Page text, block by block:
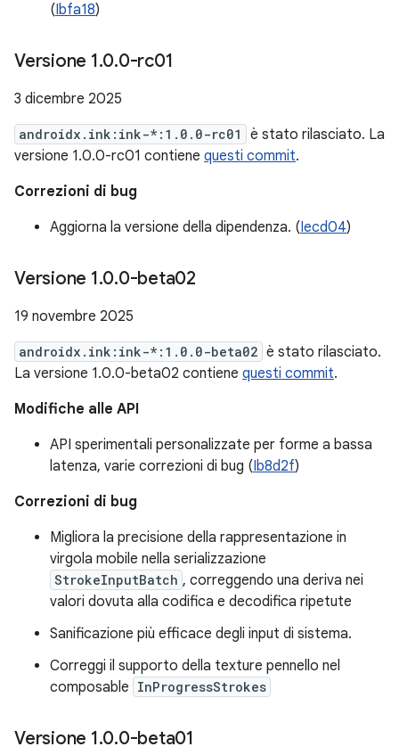
(Ibfa18)
Versione 1.0.0-rc01
3 dicembre 2025
androidx.ink:ink-*:1.0.0-rc01
è stato rilasciato. La
versione 1.0.0-rc01 contiene questi commit.
Correzioni di bug
Aggiorna la versione della dipendenza. (Iecd04)
Versione 1.0.0-beta02
19 novembre 2025
androidx.ink:ink-*:1.0.0-beta02 è stato rilasciato.
La versione 1.0.0-beta02 contiene questi commit.
Modifiche alle API
API sperimentali personalizzate per forme a bassa
latenza, varie correzioni di bug (Ib8d2f)
Correzioni di bug
Migliora la precisione della rappresentazione in
virgola mobile nella serializzazione
StrokeInputBatch , correggendo una deriva nei
valori dovuta alla codifica e decodifica ripetute
Sanificazione più efficace degli input di sistema.
Correggi il supporto della texture pennello nel
composable InProgressStrokes
Versione 1.0.0-beta01